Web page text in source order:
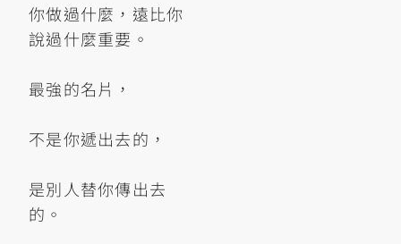
你做過什麼，遠比你
說過什麼重要。
最強的名片，
不是你遞出去的，
是別人替你傳出去
的。